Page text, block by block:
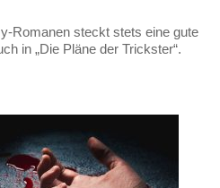
Romanen steckt stets eine gute
in „Die Pläne der Trickster“.